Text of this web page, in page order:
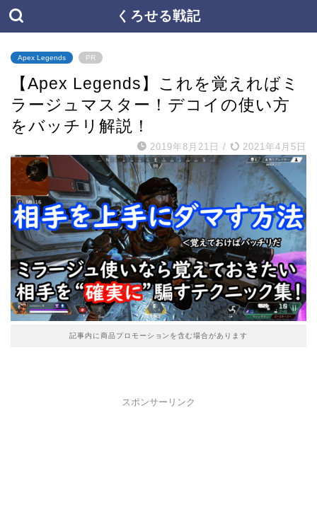
くろせる戦記
Apex Legends PR
【Apex Legends】これを覚えればミ
ラージュマスター！デコイの使い方
をバッチリ解説！
2019年8月21日 / 2021年4月5日
記事内に商品プロモーションを含む場合があります
スポンサーリンク